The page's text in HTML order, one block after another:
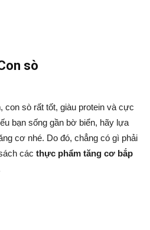
sò
con sò rất tốt, giàu protein và cực
bạn sống gần bờ biển, hãy lựa
cơ nhé. Do đó, chẳng có gì phải
các thực phẩm tăng cơ bắp